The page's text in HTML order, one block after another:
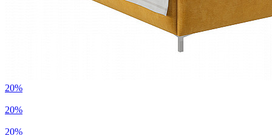
20%
20%
20%